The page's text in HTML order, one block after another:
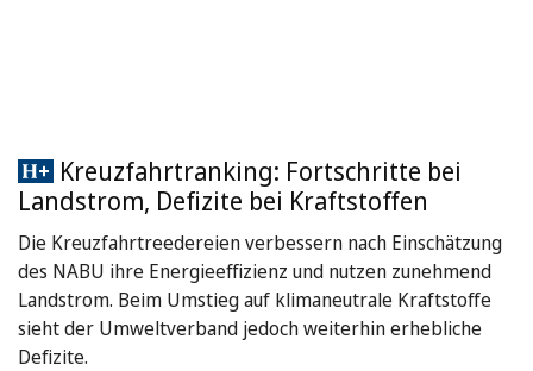
Kreuzfahrtranking: Fortschritte bei
Landstrom, Defizite bei Kraftstoffen
Die Kreuzfahrtreedereien verbessern nach Einschätzung
des NABU ihre Energieeffizienz und nutzen zunehmend
Landstrom. Beim Umstieg auf klimaneutrale Kraftstoffe
sieht der Umweltverband jedoch weiterhin erhebliche
Defizite.